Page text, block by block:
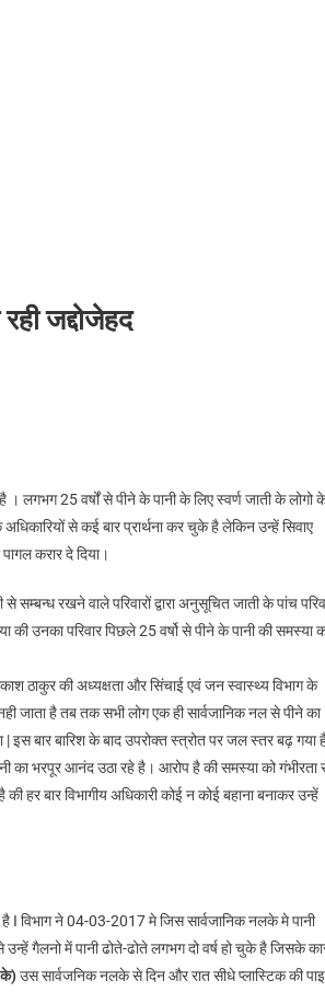
जद्दोजेहद
लगभग 25 वर्षों से पीने के पानी के लिए स्वर्ण जाती के लोगो
से कई बार प्रार्थना कर चुके है लेकिन उन्हें सिवाए
करार दे दिया।
रखने वाले परिवारों द्वारा अनुसूचित जाती के पांच
उनका परिवार पिछले 25 वर्षो से पीने के पानी की समस्या
ठाकुर की अध्यक्षता और सिंचाई एवं जन स्वास्थ्य विभाग के
जाता है तब तक सभी लोग एक ही सार्वजानिक नल से पीने का
इस बार बारिश के बाद उपरोक्त स्त्रोत पर जल स्तर बढ़ गया
का भरपूर आनंद उठा रहे है। आरोप है की समस्या को गंभीरता
हर बार विभागीय अधिकारी कोई न कोई बहाना बनाकर उन्हें
I विभाग ने 04-03-2017 मे जिस सार्वजानिक नलके मे पानी
गैलनो में पानी ढोते-ढोते लगभग दो वर्ष हो चुके है जिसके
के)उस सार्वजनिक नलके से दिन और रात सीधे प्लास्टिक की